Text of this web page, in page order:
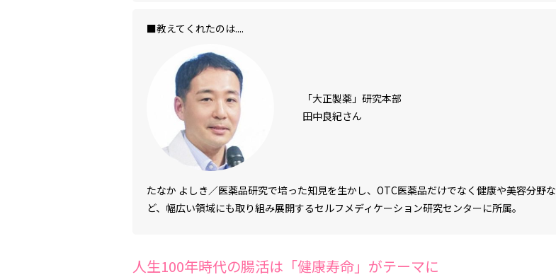
■教えてくれたのは....
「大正製薬」研究本部
田中良紀さん
たなか よしき／医薬品研究で培った知見を生かし、OTC医薬品だけでなく健康や美容分野な
ど、幅広い領域にも取り組み展開するセルフメディケーション研究センターに所属。
人生100年時代の腸活は「健康寿命」がテーマに